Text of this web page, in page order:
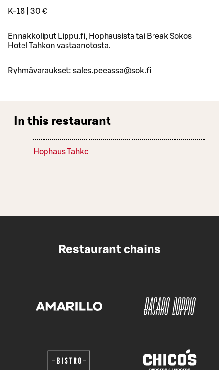
K-18 | 30 €
Ennakkoliput Lippu.fi, Hophausista tai Break Sokos
Hotel Tahkon vastaanotosta.
Ryhmävaraukset: sales.peeassa@sok.fi
In this restaurant
Hophaus Tahko
Restaurant chains